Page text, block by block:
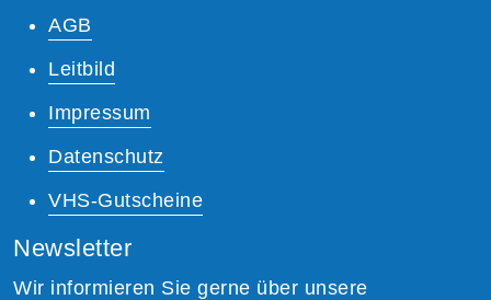
AGB
Leitbild
Impressum
Datenschutz
VHS-Gutscheine
Newsletter
Wir informieren Sie gerne über unsere